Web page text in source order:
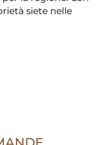
siete nelle